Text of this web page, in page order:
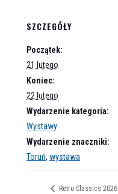
SZCZEGÓŁY
Początek:
21 lutego
Koniec:
22 lutego
Wydarzenie kategoria:
Wystawy
Wydarzenie znaczniki:
Toruń, wystawa
Retro Classics 2026